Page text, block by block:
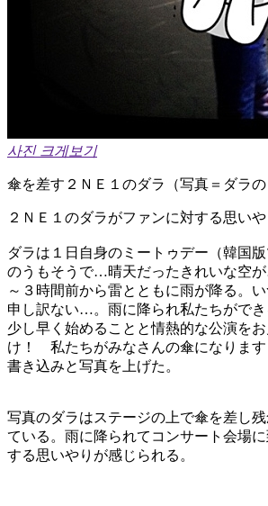
사진 크게보기
傘を差す２ＮＥ１のダラ（写真＝ダラの
２ＮＥ１のダラがファンに対する思いや
ダラは１日自身のミートゥデー（韓国
のうもそうで…晴天だったきれいな空
～３時間前から雷とともに雨が降る。
申し訳ない…。雨に降られ私たちができ
少し早く始めることと情熱的な公演を
け！ 私たちがみなさんの傘になります
書き込みと写真を上げた。
写真のダラはステージの上で傘を差し
ている。雨に降られてコンサート会場
する思いやりが感じられる。